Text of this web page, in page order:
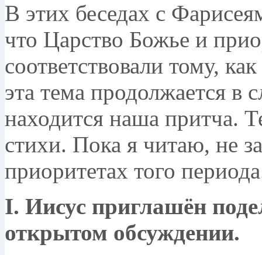
В этих беседах с
что Царство Божье и
соответствовали тому,
эта тема продолжается в
находится наша притча.
стихи. Пока я читаю, не
приоритетах того
I. Иисус приглашён
открытом обсуждении.